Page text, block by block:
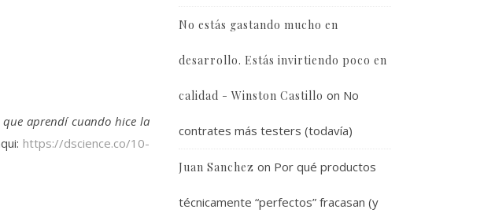
que aprendí cuando hice la
https://dscience.co/10-
No estás gastando mucho en
desarrollo. Estás invirtiendo poco en
calidad - Winston Castillo on No
contrates más testers (todavía)
Juan Sanchez on Por qué productos
técnicamente “perfectos” fracasan (y